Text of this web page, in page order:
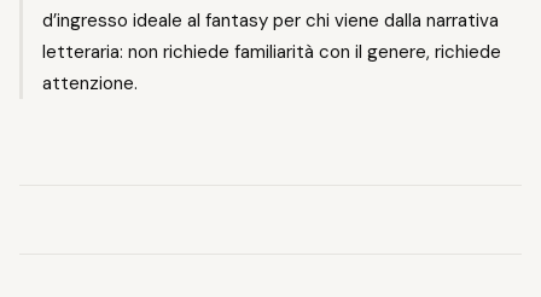
d’ingresso ideale al fantasy per chi viene dalla narrativa
letteraria: non richiede familiarità con il genere, richiede
attenzione.